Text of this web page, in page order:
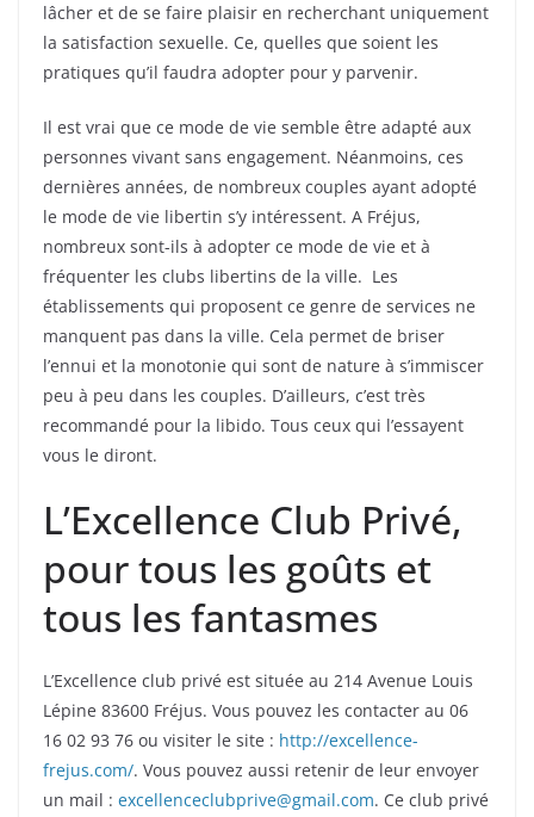
lâcher et de se faire plaisir en recherchant uniquement
la satisfaction sexuelle. Ce, quelles que soient les
pratiques qu’il faudra adopter pour y parvenir.
Il est vrai que ce mode de vie semble être adapté aux
personnes vivant sans engagement. Néanmoins, ces
dernières années, de nombreux couples ayant adopté
le mode de vie libertin s’y intéressent. A Fréjus,
nombreux sont-ils à adopter ce mode de vie et à
fréquenter les clubs libertins de la ville. Les
établissements qui proposent ce genre de services ne
manquent pas dans la ville. Cela permet de briser
l’ennui et la monotonie qui sont de nature à s’immiscer
peu à peu dans les couples. D’ailleurs, c’est très
recommandé pour la libido. Tous ceux qui l’essayent
vous le diront.
L’Excellence Club Privé,
pour tous les goûts et
tous les fantasmes
L’Excellence club privé est située au 214 Avenue Louis
Lépine 83600 Fréjus. Vous pouvez les contacter au 06
16 02 93 76 ou visiter le site : http://excellence-
frejus.com/. Vous pouvez aussi retenir de leur envoyer
un mail : excellenceclubprive@gmail.com. Ce club privé